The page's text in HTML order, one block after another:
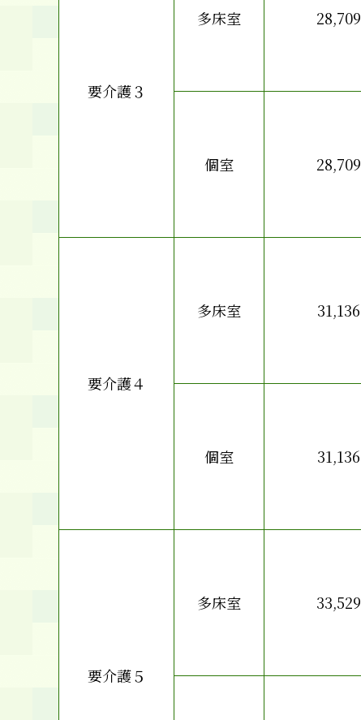
要介護３
多床室 28,709
個室 28,709
要介護４
多床室 31,136
個室 31,136
要介護５
多床室 33,529